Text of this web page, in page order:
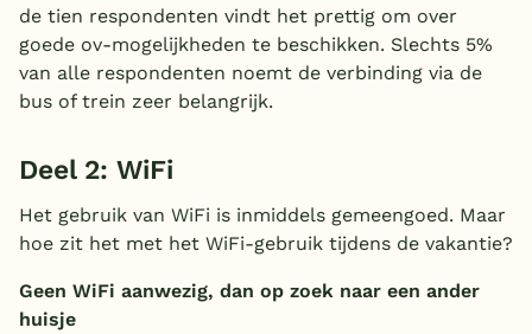
de tien respondenten vindt het prettig om over
goede ov-mogelijkheden te beschikken. Slechts 5%
van alle respondenten noemt de verbinding via de
bus of trein zeer belangrijk.
Deel 2: WiFi
Het gebruik van WiFi is inmiddels gemeengoed. Maar
hoe zit het met het WiFi-gebruik tijdens de vakantie?
Geen WiFi aanwezig, dan op zoek naar een ander
huisje